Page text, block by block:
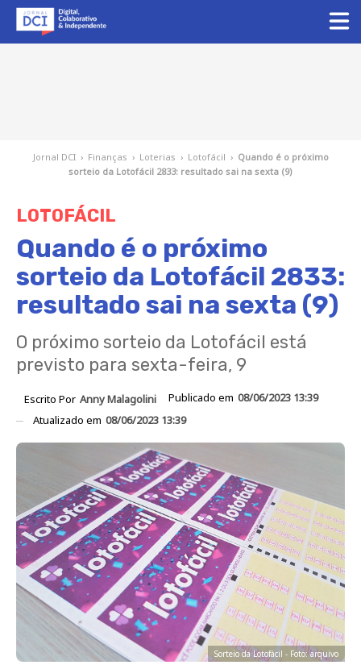
Jornal DCI › Finanças › Loterias › Lotofácil › Quando é o próximo
sorteio da Lotofácil 2833: resultado sai na sexta (9)
LOTOFÁCIL
Quando é o próximo
sorteio da Lotofácil 2833:
resultado sai na sexta (9)
O próximo sorteio da Lotofácil está
previsto para sexta-feira, 9
Escrito Por Anny Malagolini Publicado em 08/06/2023 13:39
Atualizado em 08/06/2023 13:39
Sorteio da Lotofácil - Foto: arquivo